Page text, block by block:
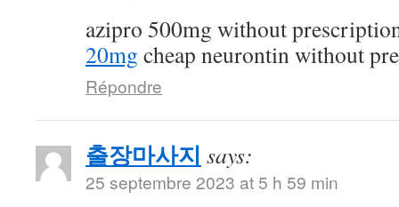
azipro 500mg without
20mg cheap neurontin without
Répondre
출장마사지 says:
25 septembre 2023 at 5 h 59 min